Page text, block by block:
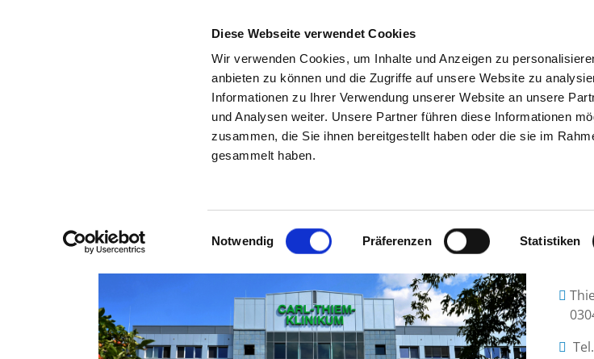
Diese Webseite verwendet Cookies
Wir verwenden Cookies, um Inhalte und Anzeigen zu
anbieten zu können und die Zugriffe auf unsere Website zu
Informationen zu Ihrer Verwendung unserer Website an unsere
und Analysen weiter. Unsere Partner führen diese Informationen
zusammen, die Sie ihnen bereitgestellt haben oder die sie im
gesammelt haben.
Einwilligungsauswahl
Notwendig Präferenzen Statistiken
SUCHEN TIPPS &
Zurück zu den Suchergebnissen
MEDIZINISCHE UNIVERSITÄT